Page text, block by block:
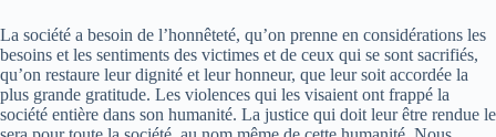
La société a besoin de l’honnêteté, qu’on prenne en considérations les
besoins et les sentiments des victimes et de ceux qui se sont sacrifiés,
qu’on restaure leur dignité et leur honneur, que leur soit accordée la
plus grande gratitude. Les violences qui les visaient ont frappé la
société entière dans son humanité. La justice qui doit leur être rendue le